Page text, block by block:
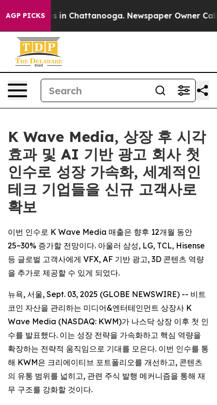
AGP PICKS
Chaos in Chattanooga. Newspaper Owner Calls
K Wave Media, 상장 후 시각
효과 및 AI 기반 광고 회사 첫
인수로 성장 가속화, 세계적인
테크 기업들을 신규 고객사로
확보
이번 인수로 K Wave Media 매출은 향후 12개월 동안
25~30% 증가할 전망이다. 아울러 삼성, LG, TCL, Hisense
등 글로벌 고객사에게 VFX, AF 기반 광고, 3D 콘텐츠 역량
을 추가로 제공할 수 있게 되었다.
뉴욕, 서울, Sept. 03, 2025 (GLOBE NEWSWIRE) -- 비트
코인 자산을 관리하는 미디어&엔터테인먼트 상장사 K
Wave Media (NASDAQ: KWM)가 나스닥 상장 이후 첫 인
수를 발표했다. 이는 성장 전략을 가속화하고 핵심 역량을
확장하는 전략적 움직임으로 기대를 모은다. 이번 인수를 통
해 KWM은 크리에이티브 포트폴리오를 개선하고, 콘텐츠
의 유통 범위를 넓히고, 관련 주식 발행 메커니즘을 통해 재
무 구조를 강화할 것이다.